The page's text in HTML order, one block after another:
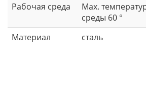
Рабочая среда
Max.
среды 60 °
Материал
сталь